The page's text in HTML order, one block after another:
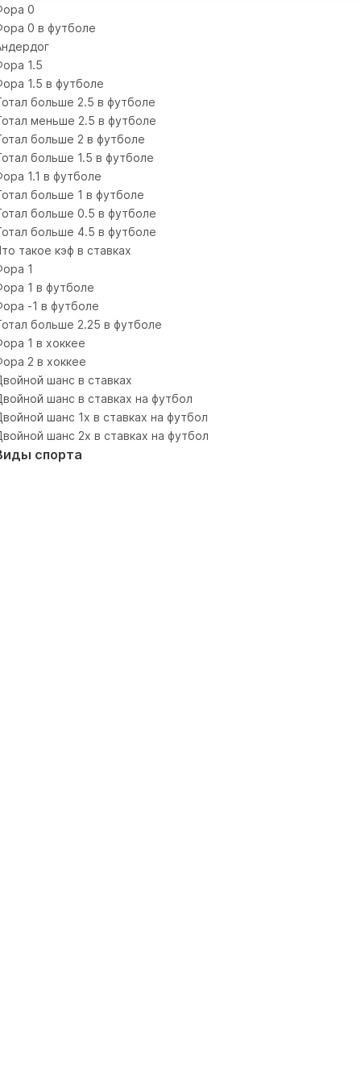
0
0 в футболе
1.5
1.5 в футболе
больше 2.5 в футболе
меньше 2.5 в футболе
больше 2 в футболе
больше 1.5 в футболе
1.1 в футболе
больше 1 в футболе
больше 0.5 в футболе
больше 4.5 в футболе
такое кэф в ставках
1
1 в футболе
-1 в футболе
больше 2.25 в футболе
1 в хоккее
2 в хоккее
шанс в ставках
шанс в ставках на футбол
шанс 1x в ставках на футбол
шанс 2x в ставках на футбол
спорта